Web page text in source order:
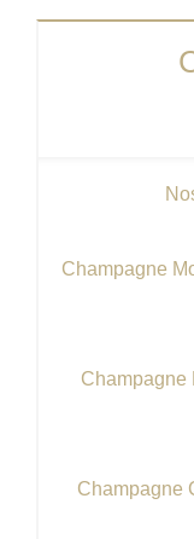
Champagne
Champagne
Champagne